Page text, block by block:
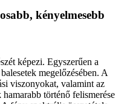
kényelmesebb
képezi. Egyszerűen a
megelőzésében. A
viszonyokat, valamint az
történő felismerése